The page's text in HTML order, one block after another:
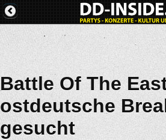
Battle Of The
ostdeutsche
gesucht